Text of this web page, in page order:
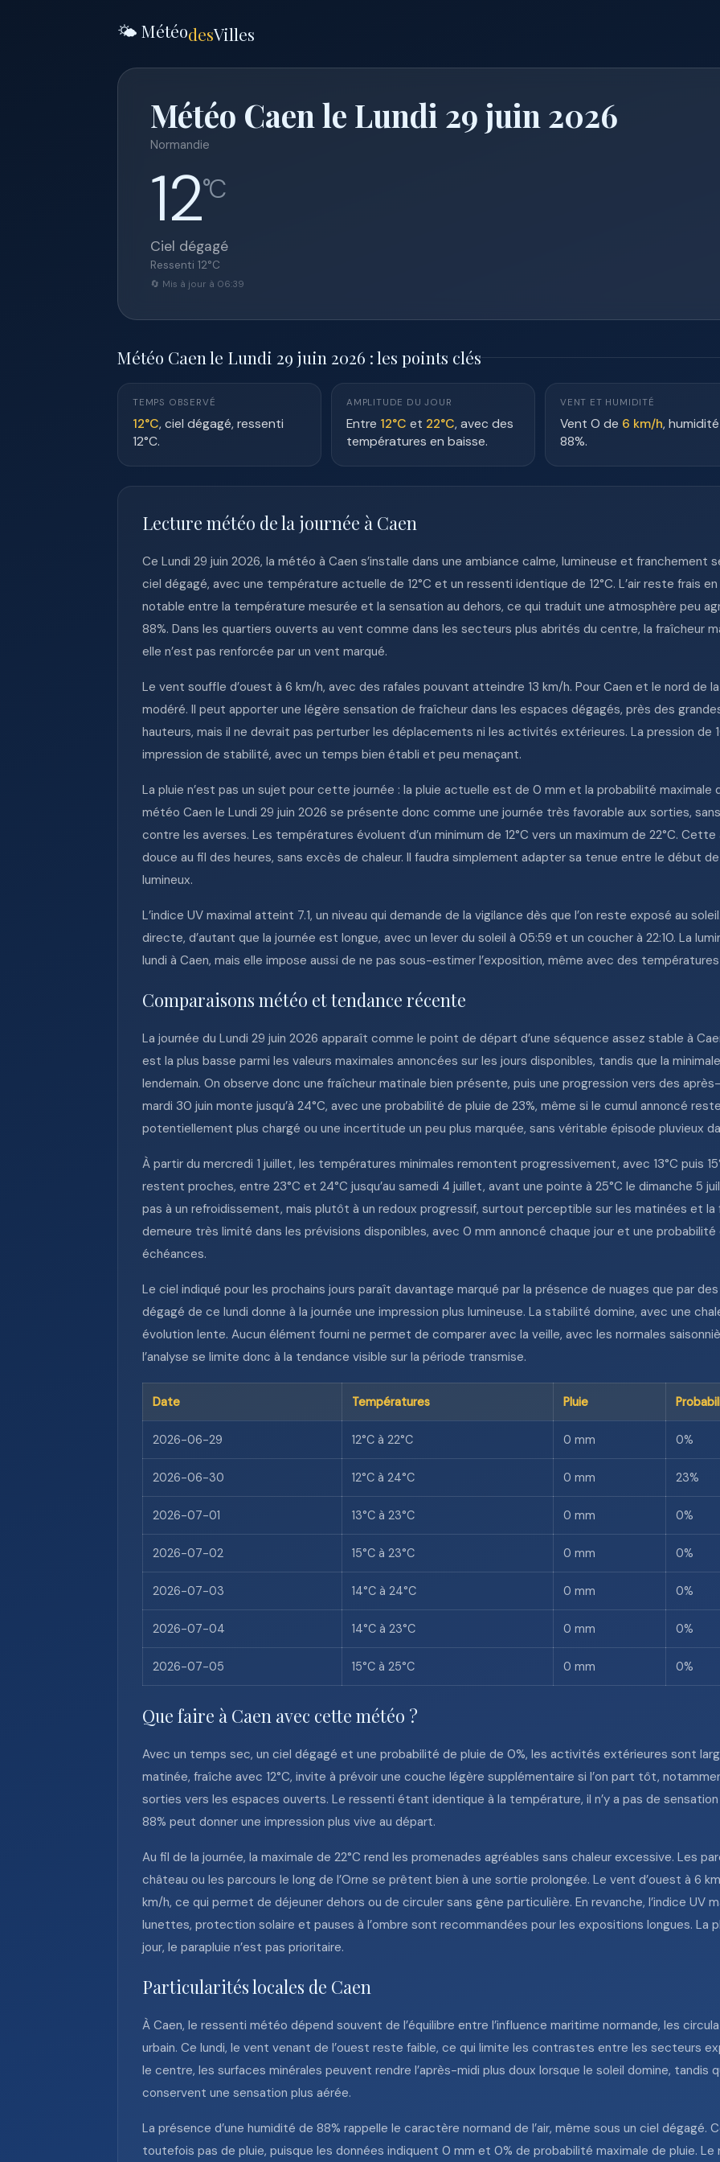
🌤️ MétéodesVilles
Météo Caen le Lundi 29 juin 2026
Normandie
12°C
Ciel dégagé
Ressenti 12°C
🔄 Mis à jour à 06:39
Météo Caen le Lundi 29 juin 2026 : les points clés
TEMPS OBSERVÉ
12°C, ciel dégagé, ressenti
12°C.
AMPLITUDE DU JOUR
Entre 12°C et 22°C, avec des
températures en baisse.
VENT ET HUMIDITÉ
Vent O de 6 km/h, humidité
88%.
Lecture météo de la journée à Caen
Ce Lundi 29 juin 2026, la météo à Caen s’installe dans une ambiance calme, lumineuse et franchement
ciel dégagé, avec une température actuelle de 12°C et un ressenti identique de 12°C. L’air reste frais
notable entre la température mesurée et la sensation au dehors, ce qui traduit une atmosphère peu
88%. Dans les quartiers ouverts au vent comme dans les secteurs plus abrités du centre, la fraîcheur
elle n’est pas renforcée par un vent marqué.
Le vent souffle d’ouest à 6 km/h, avec des rafales pouvant atteindre 13 km/h. Pour Caen et le nord de
modéré. Il peut apporter une légère sensation de fraîcheur dans les espaces dégagés, près des
hauteurs, mais il ne devrait pas perturber les déplacements ni les activités extérieures. La pression de
impression de stabilité, avec un temps bien établi et peu menaçant.
La pluie n’est pas un sujet pour cette journée : la pluie actuelle est de 0 mm et la probabilité maximale
météo Caen le Lundi 29 juin 2026 se présente donc comme une journée très favorable aux sorties,
contre les averses. Les températures évoluent d’un minimum de 12°C vers un maximum de 22°C.
douce au fil des heures, sans excès de chaleur. Il faudra simplement adapter sa tenue entre le début
lumineux.
L’indice UV maximal atteint 7.1, un niveau qui demande de la vigilance dès que l’on reste exposé au
directe, d’autant que la journée est longue, avec un lever du soleil à 05:59 et un coucher à 22:10. La
lundi à Caen, mais elle impose aussi de ne pas sous-estimer l’exposition, même avec des
Comparaisons météo et tendance récente
La journée du Lundi 29 juin 2026 apparaît comme le point de départ d’une séquence assez stable à
est la plus basse parmi les valeurs maximales annoncées sur les jours disponibles, tandis que la
lendemain. On observe donc une fraîcheur matinale bien présente, puis une progression vers des
mardi 30 juin monte jusqu’à 24°C, avec une probabilité de pluie de 23%, même si le cumul annoncé
potentiellement plus chargé ou une incertitude un peu plus marquée, sans véritable épisode pluvieux
À partir du mercredi 1 juillet, les températures minimales remontent progressivement, avec 13°C puis
restent proches, entre 23°C et 24°C jusqu’au samedi 4 juillet, avant une pointe à 25°C le dimanche 5
pas à un refroidissement, mais plutôt à un redoux progressif, surtout perceptible sur les matinées et la
demeure très limité dans les prévisions disponibles, avec 0 mm annoncé chaque jour et une probabilité
échéances.
Le ciel indiqué pour les prochains jours paraît davantage marqué par la présence de nuages que par
dégagé de ce lundi donne à la journée une impression plus lumineuse. La stabilité domine, avec une
évolution lente. Aucun élément fourni ne permet de comparer avec la veille, avec les normales
l’analyse se limite donc à la tendance visible sur la période transmise.
Date Températures Pluie
2026-06-29 12°C à 22°C 0 mm 0%
2026-06-30 12°C à 24°C 0 mm 23%
2026-07-01 13°C à 23°C 0 mm 0%
2026-07-02 15°C à 23°C 0 mm 0%
2026-07-03 14°C à 24°C 0 mm 0%
2026-07-04 14°C à 23°C 0 mm 0%
2026-07-05 15°C à 25°C 0 mm 0%
Que faire à Caen avec cette météo ?
Avec un temps sec, un ciel dégagé et une probabilité de pluie de 0%, les activités extérieures sont
matinée, fraîche avec 12°C, invite à prévoir une couche légère supplémentaire si l’on part tôt,
sorties vers les espaces ouverts. Le ressenti étant identique à la température, il n’y a pas de
88% peut donner une impression plus vive au départ.
Au fil de la journée, la maximale de 22°C rend les promenades agréables sans chaleur excessive. Les
château ou les parcours le long de l’Orne se prêtent bien à une sortie prolongée. Le vent d’ouest à 6
km/h, ce qui permet de déjeuner dehors ou de circuler sans gêne particulière. En revanche, l’indice UV
lunettes, protection solaire et pauses à l’ombre sont recommandées pour les expositions longues. La
jour, le parapluie n’est pas prioritaire.
Particularités locales de Caen
À Caen, le ressenti météo dépend souvent de l’équilibre entre l’influence maritime normande, les
urbain. Ce lundi, le vent venant de l’ouest reste faible, ce qui limite les contrastes entre les secteurs
le centre, les surfaces minérales peuvent rendre l’après-midi plus doux lorsque le soleil domine, tandis
conservent une sensation plus aérée.
La présence d’une humidité de 88% rappelle le caractère normand de l’air, même sous un ciel dégagé.
toutefois pas de pluie, puisque les données indiquent 0 mm et 0% de probabilité maximale de pluie.